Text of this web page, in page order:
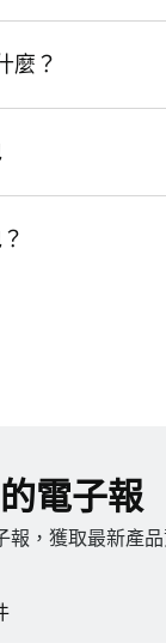
麼？
電子報
報，獲取最新產品